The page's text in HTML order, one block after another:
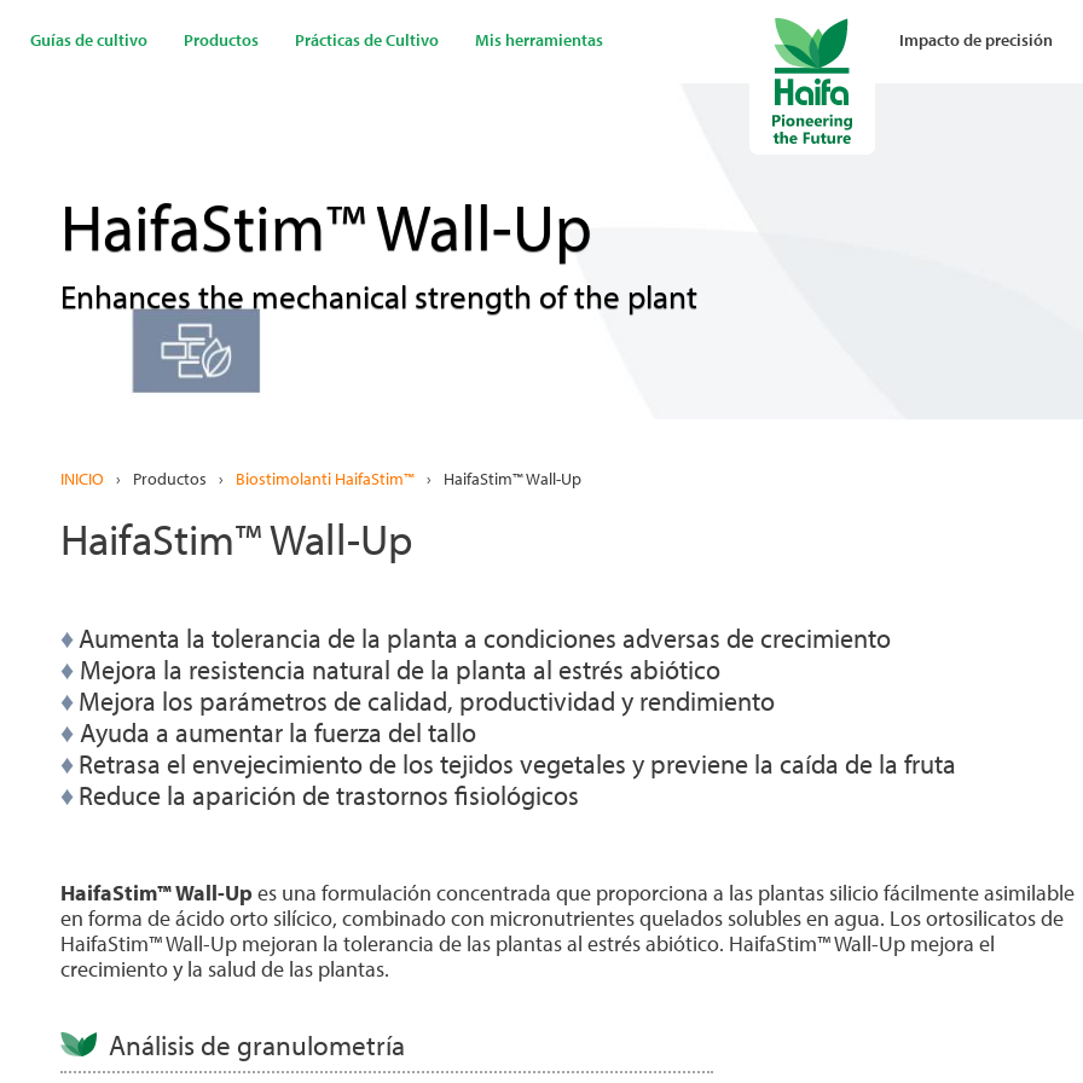
Guías de cultivo Productos Prácticas de Cultivo Mis herramientas Impacto de precisión
HaifaStim™ Wall-Up
Enhances the mechanical strength of the plant
INICIO › Productos › Biostimolanti HaifaStim™ › HaifaStim™ Wall-Up
HaifaStim™ Wall-Up
♦Aumenta la tolerancia de la planta a condiciones adversas de crecimiento
♦ Mejora la resistencia natural de la planta al estrés abiótico
♦Mejora los parámetros de calidad, productividad y rendimiento
♦Ayuda a aumentar la fuerza del tallo
♦Retrasa el envejecimiento de los tejidos vegetales y previene la caída de la fruta
♦Reduce la aparición de trastornos fisiológicos
HaifaStim™ Wall-Upes una formulación concentrada que proporciona a las plantas silicio fácilmente asimilable
en forma de ácido orto silícico, combinado con micronutrientes quelados solubles en agua. Los ortosilicatos de
HaifaStim™ Wall-Up mejoran la tolerancia de las plantas al estrés abiótico. HaifaStim™ Wall-Up mejora el
crecimiento y la salud de las plantas.
Análisis de granulometría